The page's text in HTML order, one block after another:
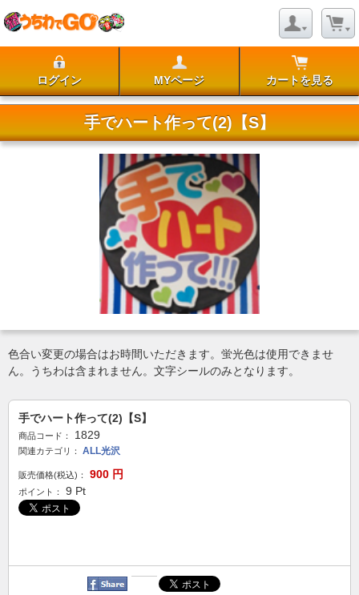
ログイン MYページ カートを見る
手でハート作って(2)【S】
色合い変更の場合はお時間いただきます。蛍光色は使用できませ
ん。うちわは含まれません。文字シールのみとなります。
手でハート作って(2)【S】
商品コード： 1829
関連カテゴリ： ALL光沢
販売価格(税込)： 900 円
ポイント： 9 Pt